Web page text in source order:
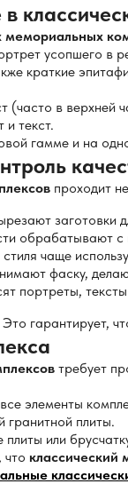
мемориальных
усопшего в
краткие
(часто в верхней
текст.
гамме и на
проходит
заготовки
обрабатывают
чаще
фаску,
портреты,
гарантирует,
требует
элементы
гранитной плиты.
или
что классический